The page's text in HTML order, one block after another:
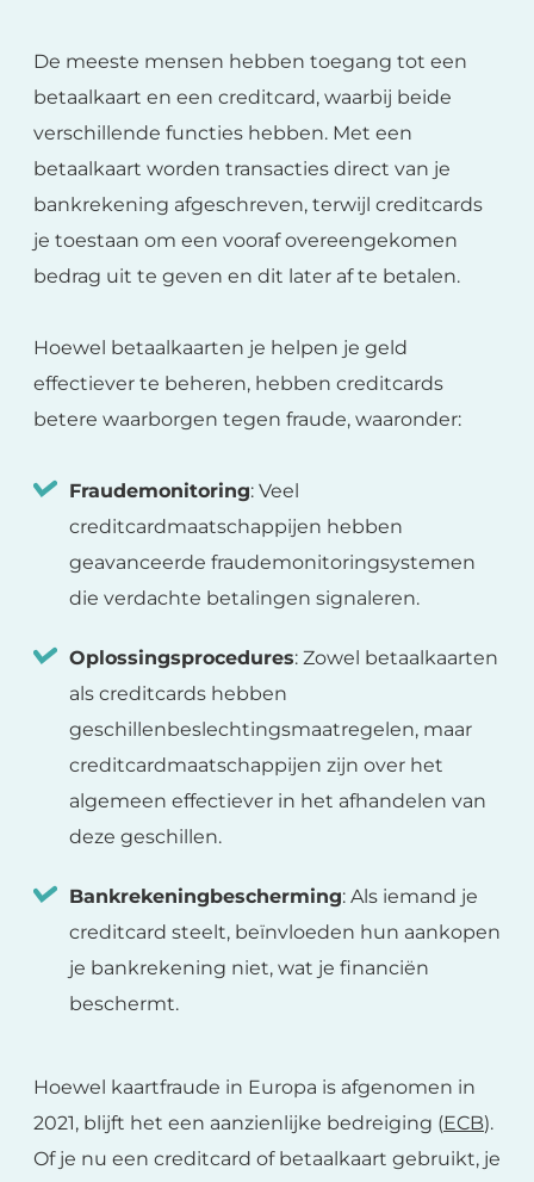
De meeste mensen hebben toegang tot een
betaalkaart en een creditcard, waarbij beide
verschillende functies hebben. Met een
betaalkaart worden transacties direct van je
bankrekening afgeschreven, terwijl creditcards
je toestaan om een vooraf overeengekomen
bedrag uit te geven en dit later af te betalen.
Hoewel betaalkaarten je helpen je geld
effectiever te beheren, hebben creditcards
betere waarborgen tegen fraude, waaronder:
Fraudemonitoring: Veel
creditcardmaatschappijen hebben
geavanceerde fraudemonitoringsystemen
die verdachte betalingen signaleren.
Oplossingsprocedures: Zowel betaalkaarten
als creditcards hebben
geschillenbeslechtingsmaatregelen, maar
creditcardmaatschappijen zijn over het
algemeen effectiever in het afhandelen van
deze geschillen.
Bankrekeningbescherming: Als iemand je
creditcard steelt, beïnvloeden hun aankopen
je bankrekening niet, wat je financiën
beschermt.
Hoewel kaartfraude in Europa is afgenomen in
2021, blijft het een aanzienlijke bedreiging (ECB).
Of je nu een creditcard of betaalkaart gebruikt, je